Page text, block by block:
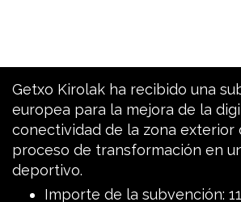
Getxo Kirolak ha recibido una
europea para la mejora de la
conectividad de la zona exterior
proceso de transformación en
deportivo.
Importe de la subvención: